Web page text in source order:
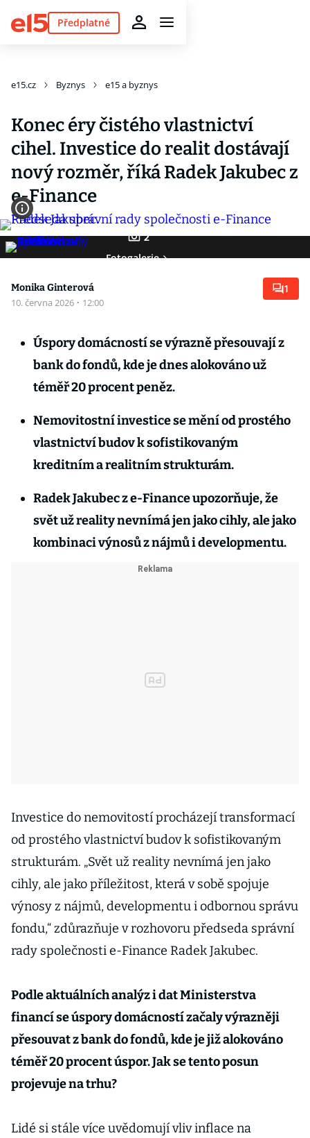
Předplatné
e15.cz Byznys e15 a byznys
Konec éry čistého vlastnictví
cihel. Investice do realit dostávají
nový rozměr, říká Radek Jakubec z
e-Finance
2
Fotogalerie
Monika Ginterová
10. června 2026 · 12:00
1
Úspory domácností se výrazně přesouvají z
bank do fondů, kde je dnes alokováno už
téměř 20 procent peněz.
Nemovitostní investice se mění od prostého
vlastnictví budov k sofistikovaným
kreditním a realitním strukturám.
Radek Jakubec z e-Finance upozorňuje, že
svět už reality nevnímá jen jako cihly, ale jako
kombinaci výnosů z nájmů i developmentu.
Investice do nemovitostí procházejí transformací
od prostého vlastnictví budov k sofistikovaným
strukturám. „Svět už reality nevnímá jen jako
cihly, ale jako příležitost, která v sobě spojuje
výnosy z nájmů, developmentu i odbornou správu
fondu,“ zdůrazňuje v rozhovoru předseda správní
rady společnosti e-Finance Radek Jakubec.
Podle aktuálních analýz i dat Ministerstva
financí se úspory domácností začaly výrazněji
přesouvat z bank do fondů, kde je již alokováno
téměř 20 procent úspor. Jak se tento posun
projevuje na trhu?
Lidé si stále více uvědomují vliv inflace na